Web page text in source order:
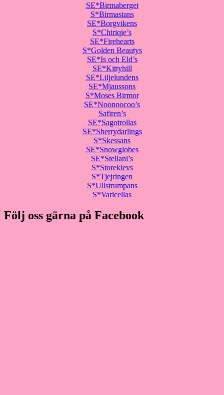
SE*Birmaberget
S*Birmastans
SE*Borgvikens
S*Chiriqie’s
SE*Firehearts
S*Golden Beautys
SE*Is och Eld’s
SE*Kittyhill
SE*Liljelundens
SE*Mjaussons
S*Moses Birmor
SE*Noonoocoo’s
Safiren’s
SE*Sagotrollas
SE*Sherrydarlings
S*Skessans
SE*Snowglobes
SE*Stellani’s
S*Storeklevs
S*Tjejringen
S*Ullstrumpans
S*Varicellas
Följ oss gärna på Facebook